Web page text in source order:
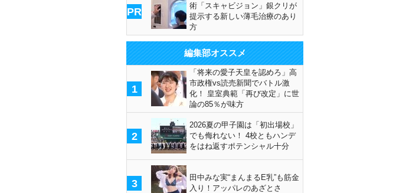
PR
術「スキャビジョン」銀クリが
提示する新しい薄毛治療のあり
方
編集部オススメ
1
「将来の愛子天皇を認めろ」高
市政権vs読売新聞でバトル激
化！ 皇室典範「再び改定」に世
論の85％が味方
2
2026夏の甲子園は「初出場校」
でも侮れない！ 4校ともハンデ
をはね返すポテンシャル十分
3
田中みな実“まんまるE乳”も筋金
入り！アッパレのあざとさ